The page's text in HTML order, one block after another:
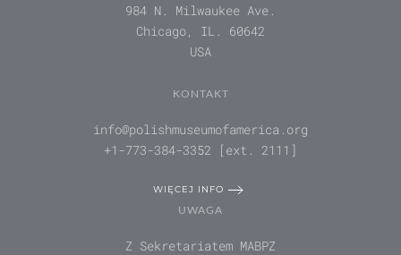
984 N. Milwaukee Ave.
Chicago, IL. 60642
USA
KONTAKT
info@polishmuseumofamerica.org
+1-773-384-3352 [ext. 2111]
WIĘCEJ INFO
UWAGA
Z Sekretariatem MABPZ